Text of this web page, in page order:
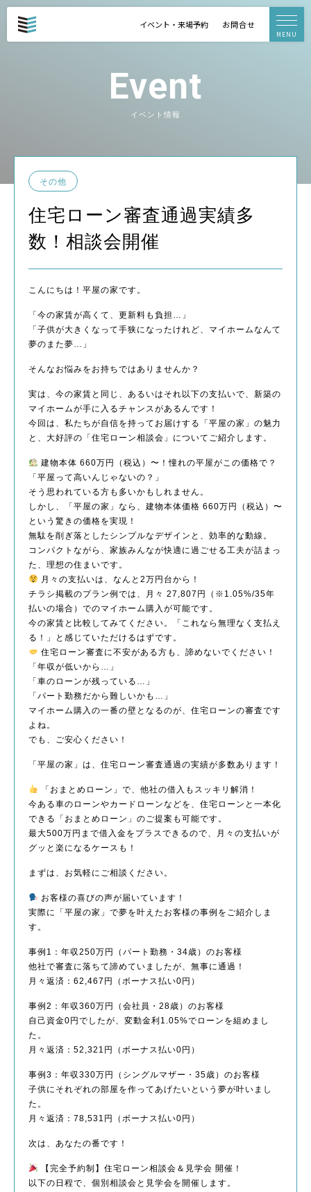
イベント・来場予約 お問合せ
MENU
Event
イベント情報
その他
住宅ローン審査通過実績多
数！相談会開催
こんにちは！平屋の家です。
「今の家賃が高くて、更新料も負担…」
「子供が大きくなって手狭になったけれど、マイホームなんて
夢のまた夢…」
そんなお悩みをお持ちではありませんか？
実は、今の家賃と同じ、あるいはそれ以下の支払いで、新築の
マイホームが手に入るチャンスがあるんです！
今回は、私たちが自信を持ってお届けする「平屋の家」の魅力
と、大好評の「住宅ローン相談会」についてご紹介します。
建物本体 660万円（税込）〜！憧れの平屋がこの価格で？
「平屋って高いんじゃないの？」
そう思われている方も多いかもしれません。
しかし、「平屋の家」なら、建物本体価格 660万円（税込）〜
という驚きの価格を実現！
無駄を削ぎ落としたシンプルなデザインと、効率的な動線。
コンパクトながら、家族みんなが快適に過ごせる工夫が詰まっ
た、理想の住まいです。
月々の支払いは、なんと2万円台から！
チラシ掲載のプラン例では、月々 27,807円（※1.05%/35年
払いの場合）でのマイホーム購入が可能です。
今の家賃と比較してみてください。「これなら無理なく支払え
る！」と感じていただけるはずです。
住宅ローン審査に不安がある方も、諦めないでください！
「年収が低いから…」
「車のローンが残っている…」
「パート勤務だから難しいかも…」
マイホーム購入の一番の壁となるのが、住宅ローンの審査です
よね。
でも、ご安心ください！
「平屋の家」は、住宅ローン審査通過の実績が多数あります！
「おまとめローン」で、他社の借入もスッキリ解消！
今ある車のローンやカードローンなどを、住宅ローンと一本化
できる「おまとめローン」のご提案も可能です。
最大500万円まで借入金をプラスできるので、月々の支払いが
グッと楽になるケースも！
まずは、お気軽にご相談ください。
お客様の喜びの声が届いています！
実際に「平屋の家」で夢を叶えたお客様の事例をご紹介しま
す。
事例1：年収250万円（パート勤務・34歳）のお客様
他社で審査に落ちて諦めていましたが、無事に通過！
月々返済：62,467円（ボーナス払い0円）
事例2：年収360万円（会社員・28歳）のお客様
自己資金0円でしたが、変動金利1.05%でローンを組めまし
た。
月々返済：52,321円（ボーナス払い0円）
事例3：年収330万円（シングルマザー・35歳）のお客様
子供にそれぞれの部屋を作ってあげたいという夢が叶いまし
た。
月々返済：78,531円（ボーナス払い0円）
次は、あなたの番です！
【完全予約制】住宅ローン相談会＆見学会 開催！
以下の日程で、個別相談会と見学会を開催します。